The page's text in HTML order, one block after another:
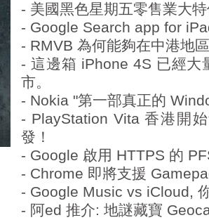
- 美國黑色星期五零售業大
- Google Search app for
- RMVB 為何能夠在中港地
- 這邊箱 iPhone 4S 已經
市。
- Nokia "第一部真正的
- PlayStation Vita 香港開
發！
- Google 啟用 HTTPS 的
- Chrome 即將支援
- Google Music vs iCloud,
- 阿ed 推介: 地謎藏寶